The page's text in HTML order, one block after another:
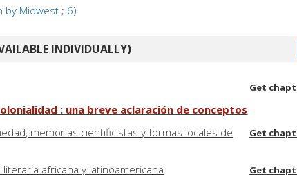
by Midwest ; 6)
INDIVIDUALLY)
Get
: una breve aclaración de conceptos
memorias cientificistas y formas locales de
Get
africana y latinoamericana Get